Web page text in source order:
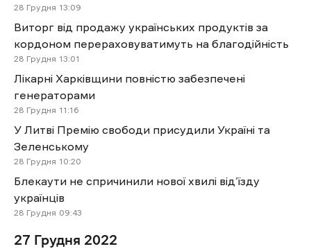
28 Грудня 13:09
Виторг від продажу українських продуктів за
кордоном перераховуватимуть на благодійність
28 Грудня 13:01
Лікарні Харківщини повністю забезпечені
генераторами
28 Грудня 11:16
У Литві Премію свободи присудили Україні та
Зеленському
28 Грудня 10:20
Блекаути не спричинили нової хвилі від’їзду
українців
28 Грудня 09:43
27 Грудня 2022